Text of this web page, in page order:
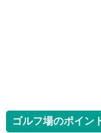
ゴルフ場のポイン